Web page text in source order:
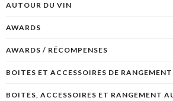
AUTOUR DU VIN
AWARDS
AWARDS / RÉCOMPENSES
BOITES ET ACCESSOIRES DE RANGEMENT
BOITES, ACCESSOIRES ET RANGEMENT